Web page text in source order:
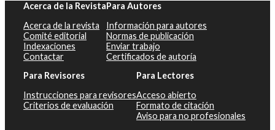
Acerca de la Revista
Acerca de la revista
Comité editorial
Indexaciones
Contactar
Para Autores
Información para autores
Normas de publicación
Enviar trabajo
Certificados de autoría
Para Revisores
Instrucciones para revisores
Criterios de evaluación
Para Lectores
Acceso abierto
Formato de citación
Aviso para no profesionales